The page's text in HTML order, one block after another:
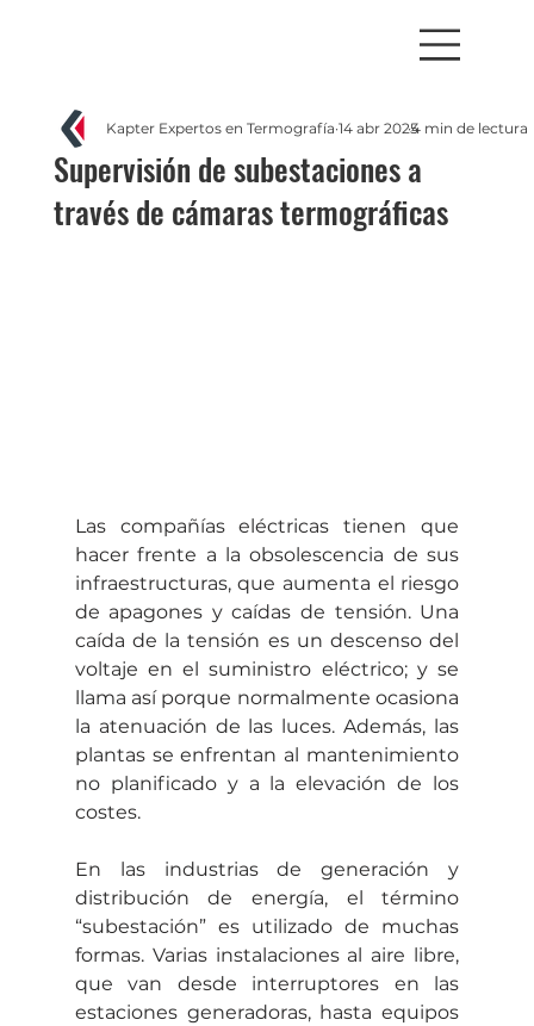
Supervisión de subestaciones a
través de cámaras termográficas
Kapter Expertos en Termografía 14 abr 20254 min de lectura
Las compañías eléctricas tienen que
hacer frente a la obsolescencia de sus
infraestructuras, que aumenta el riesgo
de apagones y caídas de tensión. Una
caída de la tensión es un descenso del
voltaje en el suministro eléctrico; y se
llama así porque normalmente ocasiona
la atenuación de las luces. Además, las
plantas se enfrentan al mantenimiento
no planificado y a la elevación de los
costes.
En las industrias de generación y
distribución de energía, el término
“subestación” es utilizado de muchas
formas. Varias instalaciones al aire libre,
que van desde interruptores en las
estaciones generadoras, hasta equipos